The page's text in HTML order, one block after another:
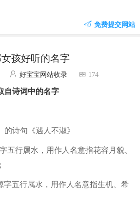
免费提交网站
孩好听的名字
好宝宝网站收录 174
自诗词中的名字
诗句《遇人不淑》
五行属水，用作人名意指花容月貌、
字五行属水，用作人名意指生机、希